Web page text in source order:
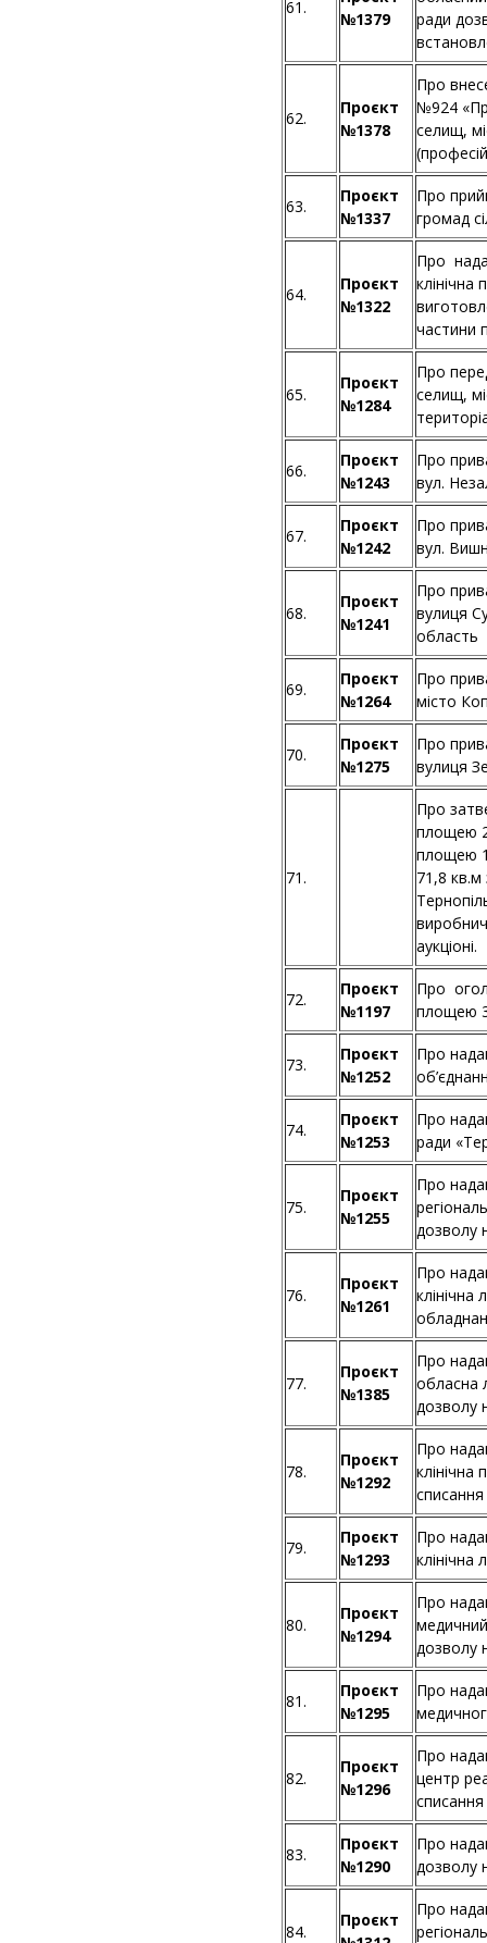
61.
№1379
ради
62.
Проєкт
№1378
Про
№924
селищ,
63.
Проєкт
№1337
Про
громад
64.
Проєкт
№1322
Про
клінічна
частини
65.
Проєкт
№1284
Про
селищ,
66.
Проєкт
№1243
Про
вул.
67.
Проєкт
№1242
Про
вул.
68.
Проєкт
№1241
Про
вулиця
область
69.
Проєкт
№1264
Про
місто
70.
Проєкт
№1275
Про
вулиця
71.
Про
площею
площею
71,8
аукціоні.
72.
Проєкт
№1197
Про
площею
73.
Проєкт
№1252
Про
74.
Проєкт
№1253
Про
ради
75.
Проєкт
№1255
Про
дозволу
76.
Проєкт
№1261
Про
77.
Проєкт
№1385
Про
обласна
дозволу
78.
Проєкт
№1292
Про
клінічна
79.
Проєкт
№1293
Про
80.
Проєкт
№1294
Про
дозволу
81.
Проєкт
№1295
Про
82.
Проєкт
№1296
Про
центр
83.
Проєкт
№1290
Про
дозволу
84.
Проєкт
Про